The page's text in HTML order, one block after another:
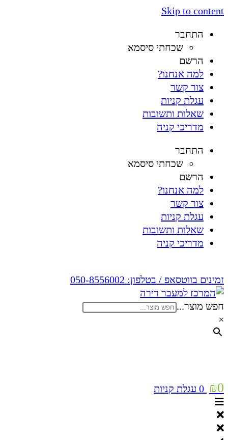
Skip to content
התחבר
שכחתי סיסמא
הרשם
למה אנחנו?
צור קשר
עגלת קניות
שאלות ותשובות
מדריכי קניה
התחבר
שכחתי סיסמא
הרשם
למה אנחנו?
צור קשר
עגלת קניות
שאלות ותשובות
מדריכי קניה
זמינים בווטסאפ / בטלפון: 050-8556002
חפש מוצר...
×
₪0
0 עגלת קניות